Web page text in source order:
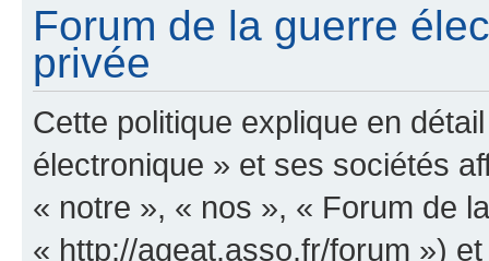
Forum de la guerre
privée
Cette politique explique en
électronique » et ses sociétés
« notre », « nos », « Forum de
« http://ageat.asso.fr/forum »)